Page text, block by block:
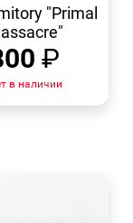
ПРОСМОТР"Primal
₽
в наличии